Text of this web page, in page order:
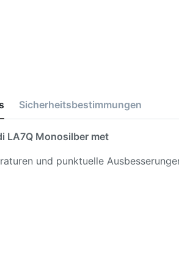
Sicherheitsbestimmungen
LA7Q Monosilber met
und punktuelle